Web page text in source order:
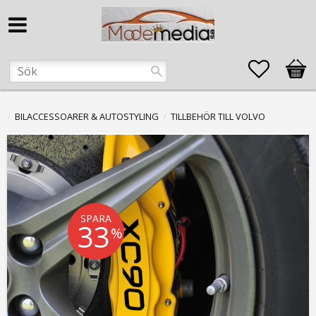
Favoriter
BILACCESSOARER & AUTOSTYLING TILLBEHÖR TILL VOLVO
SPARA
33%